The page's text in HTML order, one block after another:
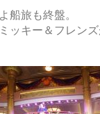
船旅も終盤。
ッキー＆フレン